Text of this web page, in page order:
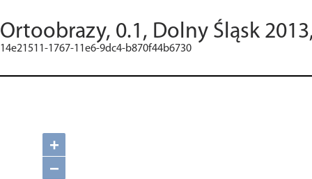
Ortoobrazy, 0.1, Dolny Śląsk
14e21511-1767-11e6-9dc4-b870f44b6730
+
−